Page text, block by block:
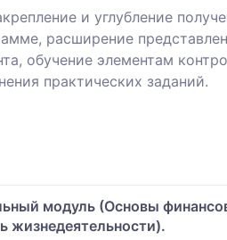
и углубление
расширение
обучение элементам
практических заданий.
модуль (Основы
жизнедеятельности).